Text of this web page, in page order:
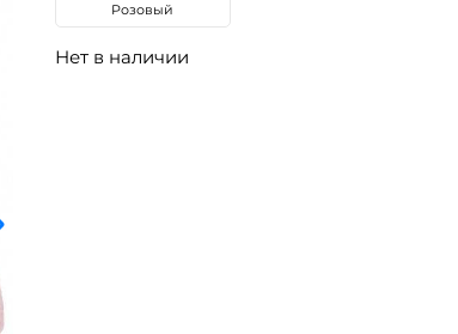
Розовый
Нет в наличии